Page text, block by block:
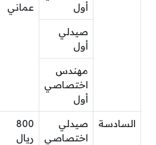
أول
عماني
صيدلي
أول
مهندس
اختصاصي
أول
السادسة
صيدلي
اختصاصي
800
ريال